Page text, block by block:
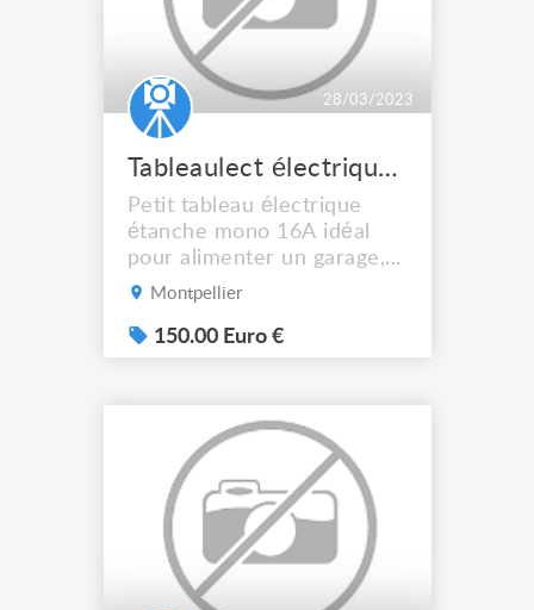
28/03/2023
Tableaulect électrique 16A
Petit tableau électrique
étanche mono 16A idéal
pour alimenter un garage,
etc, boitier dimensions
16 cm, câble HO7RNF 15
mètres, protection en 30
contre la coupure de
neutre, voyant de tension,
voyant de tension, coup de
poing, pas d'envoi.
Montpellier
150.00 Euro €